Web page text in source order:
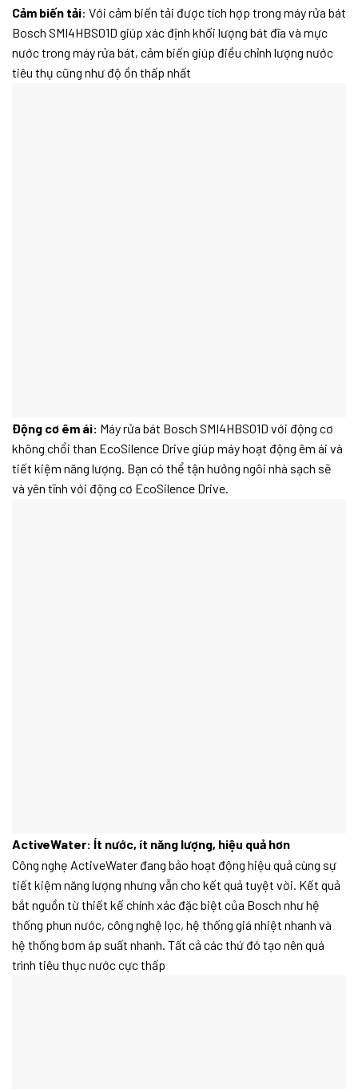
Cảm biến tải: Với cảm biến tải được tích hợp trong máy rửa bát
Bosch SMI4HBS01D giúp xác định khối lượng bát đĩa và mực
nước trong máy rửa bát, cảm biến giúp điều chỉnh lượng nước
tiêu thụ cũng như độ ồn thấp nhất
Động cơ êm ái: Máy rửa bát Bosch SMI4HBS01D với động cơ
không chổi than EcoSilence Drive giúp máy hoạt động êm ái và
tiết kiệm năng lượng. Bạn có thể tận hưởng ngôi nhà sạch sẽ
và yên tĩnh với động cơ EcoSilence Drive.
ActiveWater: Ít nước, ít năng lượng, hiệu quả hơn
Công nghẹ ActiveWater đang bảo hoạt động hiệu quả cùng sự
tiết kiệm năng lượng nhưng vẫn cho kết quả tuyệt vời. Kết quả
bắt nguồn từ thiết kế chính xác đặc biệt của Bosch như hệ
thống phun nước, công nghệ lọc, hệ thống giá nhiệt nhanh và
hệ thống bơm áp suất nhanh. Tất cả các thứ đó tạo nên quá
trình tiêu thục nước cực thấp